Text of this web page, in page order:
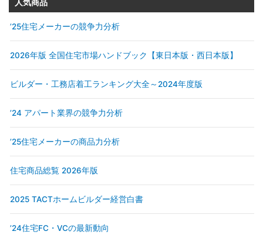
人気商品
’25住宅メーカーの競争力分析
2026年版 全国住宅市場ハンドブック【東日本版・西日本版】
ビルダー・工務店着工ランキング大全～2024年度版
’24 アパート業界の競争力分析
’25住宅メーカーの商品力分析
住宅商品総覧 2026年版
2025 TACTホームビルダー経営白書
’24住宅FC・VCの最新動向